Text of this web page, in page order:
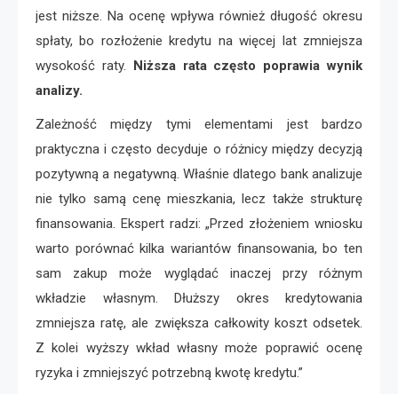
jest niższe. Na ocenę wpływa również długość okresu
spłaty, bo rozłożenie kredytu na więcej lat zmniejsza
wysokość raty. Niższa rata często poprawia wynik
analizy.
Zależność między tymi elementami jest bardzo
praktyczna i często decyduje o różnicy między decyzją
pozytywną a negatywną. Właśnie dlatego bank analizuje
nie tylko samą cenę mieszkania, lecz także strukturę
finansowania. Ekspert radzi: „Przed złożeniem wniosku
warto porównać kilka wariantów finansowania, bo ten
sam zakup może wyglądać inaczej przy różnym
wkładzie własnym. Dłuższy okres kredytowania
zmniejsza ratę, ale zwiększa całkowity koszt odsetek.
Z kolei wyższy wkład własny może poprawić ocenę
ryzyka i zmniejszyć potrzebną kwotę kredytu.”